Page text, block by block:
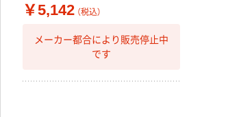
￥5,142 （税込）
メーカー都合により販売停止中
です